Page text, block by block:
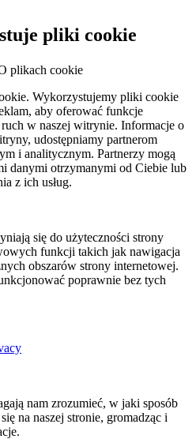
pliki cookie
plikach cookie
Wykorzystujemy pliki cookie
aby oferować funkcje
w naszej witrynie. Informacje o
udostępniamy partnerom
i analitycznym. Partnerzy mogą
danymi otrzymanymi od Ciebie lub
z ich usług.
się do użyteczności strony
funkcji takich jak nawigacja
obszarów strony internetowej.
poprawnie bez tych
nam zrozumieć, w jaki sposób
na naszej stronie, gromadząc i